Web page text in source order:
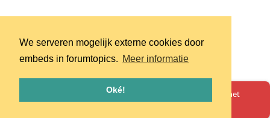
We serveren mogelijk externe cookies door
embeds in forumtopics. Meer informatie
Oké!
Oeps! Er is iets misgegaan. Herlaad de pagina en probeer het
opnieuw.